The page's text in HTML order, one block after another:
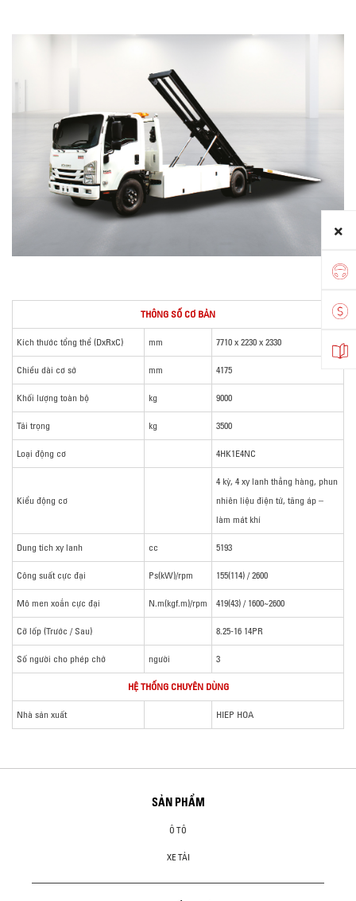
THÔNG SỐ CƠ BẢN
Kích thước tổng thể (DxRxC) mm 7710 x 2230 x 2330
Chiều dài cơ sở mm 4175
Khối lượng toàn bộ kg 9000
Tải trọng kg 3500
Loại động cơ 4HK1E4NC
Kiểu động cơ
4 kỳ, 4 xy lanh thẳng hàng, phun
nhiên liệu điện tử, tăng áp –
làm mát khí
Dung tích xy lanh cc 5193
Công suất cực đại Ps(kW)/rpm 155(114) / 2600
Mô men xoắn cực đại N.m(kgf.m)/rpm 419(43) / 1600~2600
Cỡ lốp (Trước / Sau) 8.25-16 14PR
Số người cho phép chở người 3
HỆ THỐNG CHUYÊN DÙNG
Nhà sản xuất HIEP HOA
SẢN PHẨM
Ô TÔ
XE TẢI